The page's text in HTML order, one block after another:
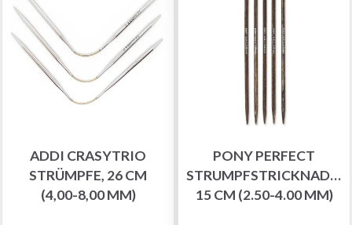
ADDI CRASYTRIO
STRÜMPFE, 26 CM
(4,00-8,00 MM)
PONY PERFECT
15 CM (2.50-4.00 MM)